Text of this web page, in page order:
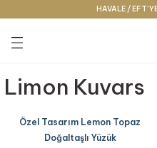
HAVALE /
Geri Dön
Geri Dön
Geri Dön
Limon Kuvars
Özel Tasarım Lemon Topaz
Doğaltaşlı Yüzük